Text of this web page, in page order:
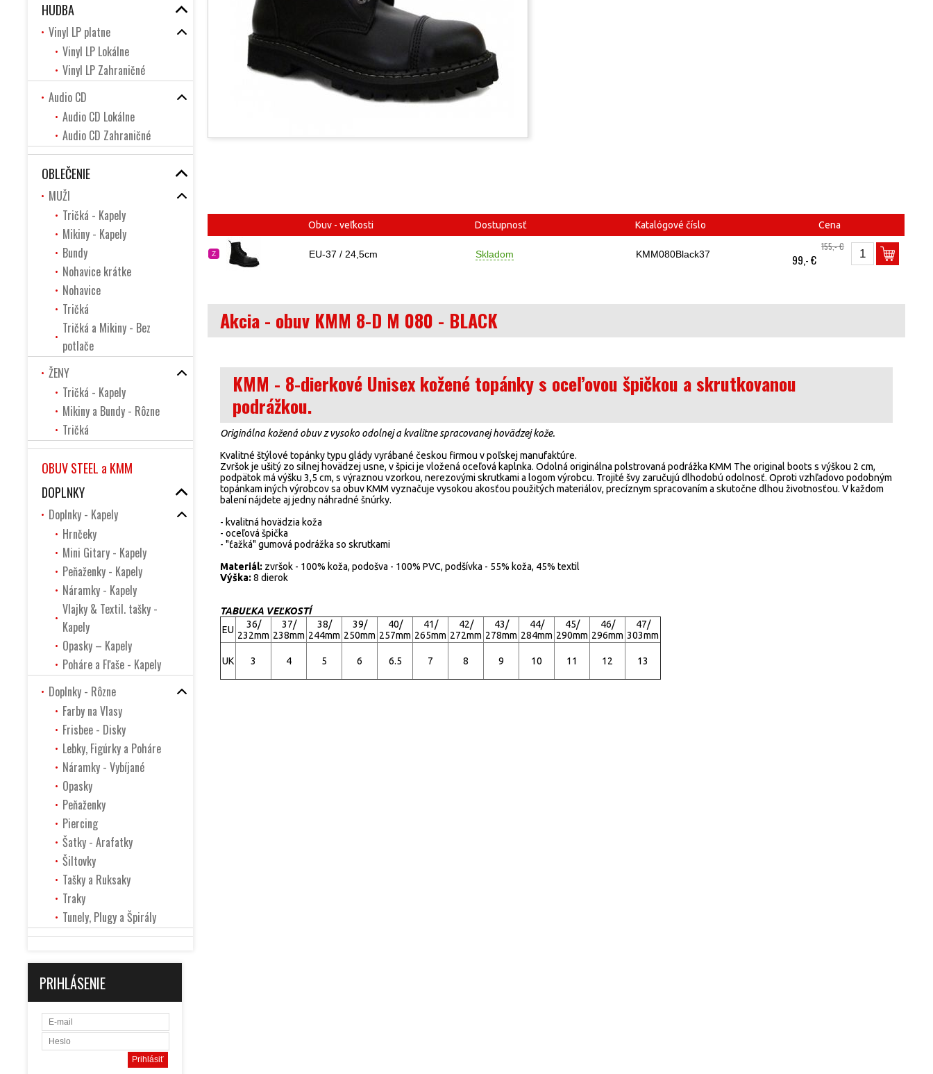
HUDBA
Vinyl LP platne
Vinyl LP Lokálne
Vinyl LP Zahraničné
Audio CD
Audio CD Lokálne
Audio CD Zahraničné
OBLEČENIE
MUŽI
Tričká - Kapely
Mikiny - Kapely
Bundy
Nohavice krátke
Nohavice
Tričká
Tričká a Mikiny - Bez
potlače
ŽENY
Tričká - Kapely
Mikiny a Bundy - Rôzne
Tričká
OBUV STEEL a KMM
DOPLNKY
Doplnky - Kapely
Hrnčeky
Mini Gitary - Kapely
Peňaženky - Kapely
Náramky - Kapely
Vlajky & Textil. tašky -
Kapely
Opasky – Kapely
Poháre a Fľaše - Kapely
Doplnky - Rôzne
Farby na Vlasy
Frisbee - Disky
Lebky, Figúrky a Poháre
Náramky - Vybíjané
Opasky
Peňaženky
Piercing
Šatky - Arafatky
Šiltovky
Tašky a Ruksaky
Traky
Tunely, Plugy a Špirály
PRIHLÁSENIE
Obuv - veľkosti Dostupnosť Katalógové číslo Cena
Z EU-37 / 24,5cm Skladom KMM080Black37
155,- €
99,- €
Akcia - obuv KMM 8-D M 080 - BLACK
KMM - 8-dierkové Unisex kožené topánky s oceľovou špičkou a skrutkovanou
podrážkou.
Originálna kožená obuv z vysoko odolnej a kvalitne spracovanej hovädzej kože.
Kvalitné štýlové topánky typu glády vyrábané českou firmou v poľskej manufaktúre.
Zvršok je ušitý zo silnej hovädzej usne, v špici je vložená oceľová kaplnka. Odolná originálna polstrovaná podrážka KMM The original boots s výškou 2 cm,
podpätok má výšku 3,5 cm, s výraznou vzorkou, nerezovými skrutkami a logom výrobcu. Trojité švy zaručujú dlhodobú odolnosť. Oproti vzhľadovo podobným
topánkam iných výrobcov sa obuv KMM vyznačuje vysokou akosťou použitých materiálov, precíznym spracovaním a skutočne dlhou životnosťou. V každom
balení nájdete aj jedny náhradné šnúrky.
- kvalitná hovädzia koža
-oceľová špička
- "ťažká" gumová podrážka so skrutkami
Materiál: zvršok - 100% koža, podošva - 100% PVC, podšívka - 55% koža, 45% textil
Výška: 8 dierok
TABUĽKA VEĽKOSTÍ
EU
36/
232mm
37/
238mm
38/
244mm
39/
250mm
40/
257mm
41/
265mm
42/
272mm
43/
278mm
44/
284mm
45/
290mm
46/
296mm
47/
303mm
UK 3 4 5 6 6.5 7 8 9 10 11 12 13